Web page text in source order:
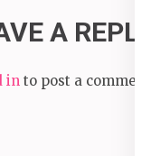
A REPLY
in to post a comment.